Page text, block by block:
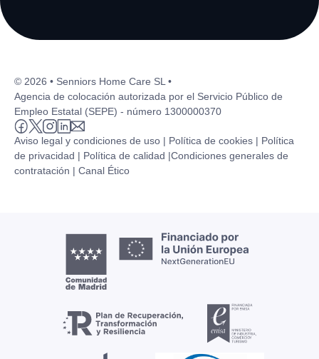
© 2026 • Senniors Home Care SL •
Agencia de colocación autorizada por el Servicio Público de
Empleo Estatal (SEPE) - número 1300000370
Aviso legal y condiciones de uso | Política de cookies | Política
de privacidad | Política de calidad |Condiciones generales de
contratación | Canal Ético